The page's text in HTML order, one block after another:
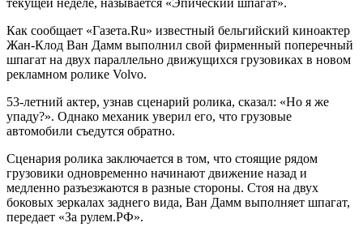
Как сообщает «Газета.Ru» известный бельгийский киноактер
Жан-Клод Ван Дамм выполнил свой фирменный поперечный
шпагат на двух параллельно движущихся грузовиках в новом
рекламном ролике Volvo.
53-летний актер, узнав сценарий ролика, сказал: «Но я же
упаду?». Однако механик уверил его, что грузовые
автомобили съедутся обратно.
Сценария ролика заключается в том, что стоящие рядом
грузовики одновременно начинают движение назад и
медленно разъезжаются в разные стороны. Стоя на двух
боковых зеркалах заднего вида, Ван Дамм выполняет шпагат,
передает «За рулем.РФ».